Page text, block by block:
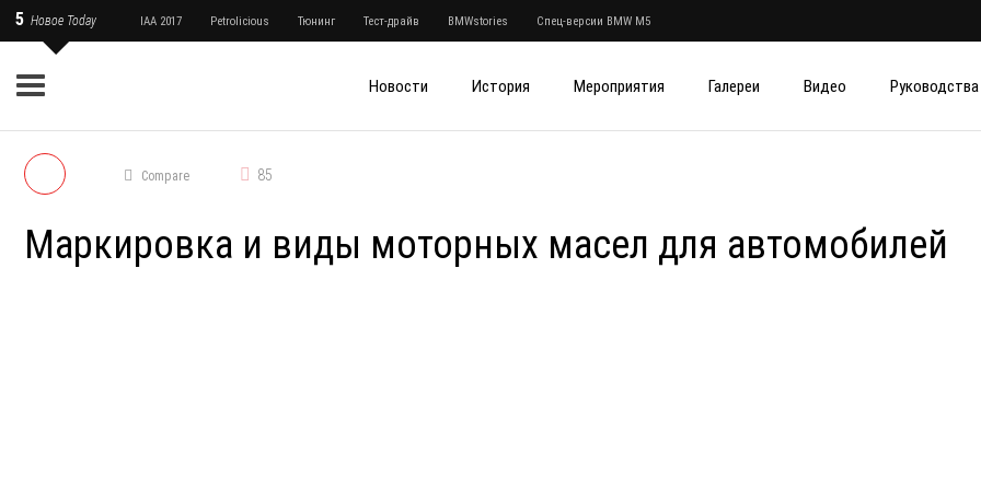
5 Новое Today IAA 2017 Petrolicious Тюнинг Тест-драйв BMWstories Спец-версии BMW M5
Новости История Мероприятия Галереи Видео Руководства
Compare 85
Маркировка и виды моторных масел для автомобилей